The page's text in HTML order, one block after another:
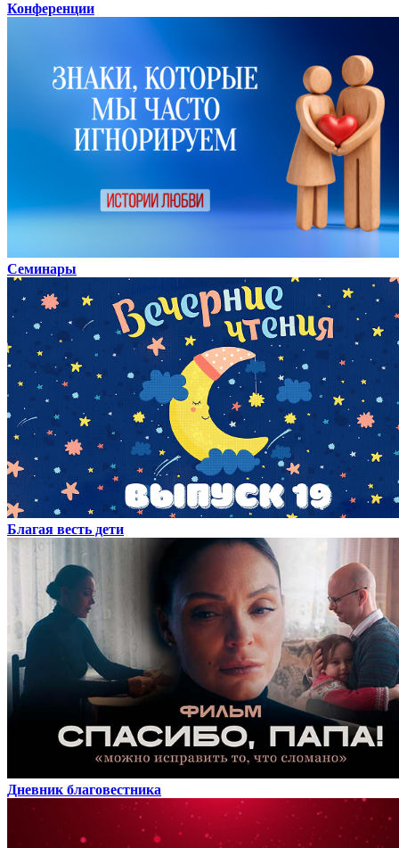
Конференции
Семинары
Благая весть дети
Дневник благовестника